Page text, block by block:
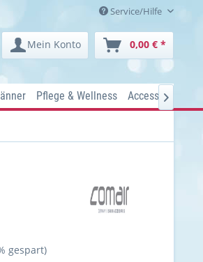
Service/Hilfe
Mein Konto 0,00 € *
Pflege & Wellness Accessoires

gespart)